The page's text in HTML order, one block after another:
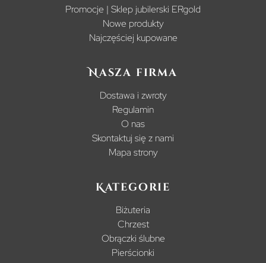
Promocje | Sklep jubilerski ERgold
Nowe produkty
Najczęściej kupowane
Nasza firma
Dostawa i zwroty
Regulamin
O nas
Skontaktuj się z nami
Mapa strony
Kategorie
Biżuteria
Chrzest
Obrączki ślubne
Pierścionki